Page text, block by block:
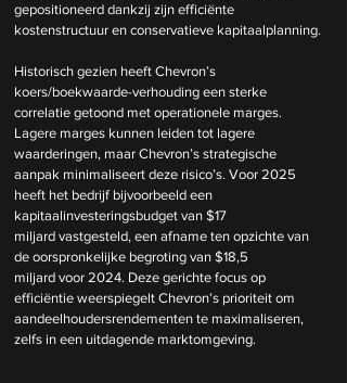
gepositioneerd dankzij zijn efficiënte
kostenstructuur en conservatieve kapitaalplanning.
Historisch gezien heeft Chevron’s
koers/boekwaarde-verhouding een sterke
correlatie getoond met operationele marges.
Lagere marges kunnen leiden tot lagere
waarderingen, maar Chevron’s strategische
aanpak minimaliseert deze risico’s. Voor 2025
heeft het bedrijf bijvoorbeeld een
kapitaalinvesteringsbudget van $17
miljard vastgesteld, een afname ten opzichte van
de oorspronkelijke begroting van $18,5
miljard voor 2024. Deze gerichte focus op
efficiëntie weerspiegelt Chevron’s prioriteit om
aandeelhoudersrendementen te maximaliseren,
zelfs in een uitdagende marktomgeving.